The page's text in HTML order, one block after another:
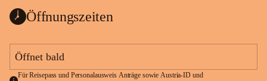
Öffnungszeiten
Öffnet bald
Für Reisepass und Personalausweis Anträge sowie Austria-ID und